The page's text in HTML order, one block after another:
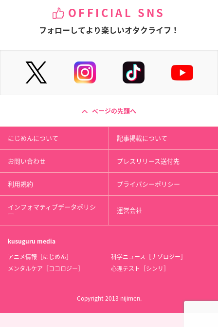
OFFICIAL SNS
フォローしてより楽しいオタクライフ！
ページの先頭へ
にじめんについて 記事掲載について
お問い合わせ プレスリリース送付先
利用規約 プライバシーポリシー
インフォマティブデータポリシ
ー 運営会社
kusuguru media
アニメ情報［にじめん］
科学ニュース［ナゾロジー］
メンタルケア［ココロジー］
心理テスト［シンリ］
Copyright 2013 nijimen.